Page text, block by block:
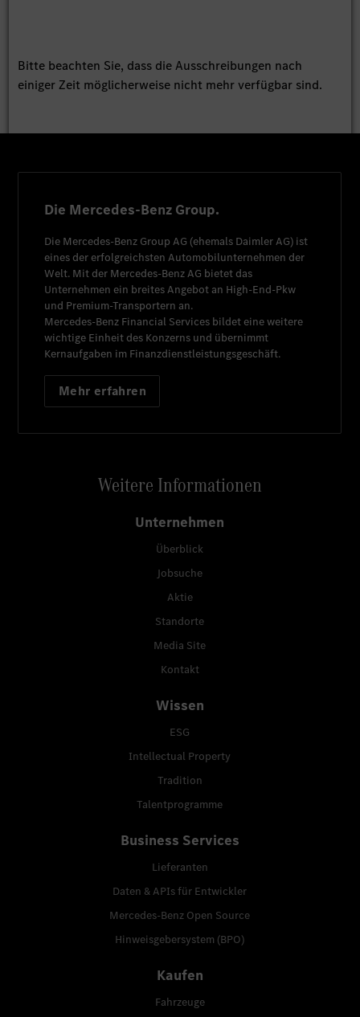
Bitte beachten Sie, dass die Ausschreibungen nach
einiger Zeit möglicherweise nicht mehr verfügbar sind.
Die Mercedes-Benz Group.
Die Mercedes-Benz Group AG (ehemals Daimler AG) ist
eines der erfolgreichsten Automobilunternehmen der
Welt. Mit der Mercedes-Benz AG bietet das
Unternehmen ein breites Angebot an High-End-Pkw
und Premium-Transportern an.
Mercedes-Benz Financial Services bildet eine weitere
wichtige Einheit des Konzerns und übernimmt
Kernaufgaben im Finanzdienstleistungsgeschäft.
Mehr erfahren
Weitere Informationen
Unternehmen
Überblick
Jobsuche
Aktie
Standorte
Media Site
Kontakt
Wissen
ESG
Intellectual Property
Tradition
Talentprogramme
Business Services
Lieferanten
Daten & APIs für Entwickler
Mercedes-Benz Open Source
Hinweisgebersystem (BPO)
Kaufen
Fahrzeuge